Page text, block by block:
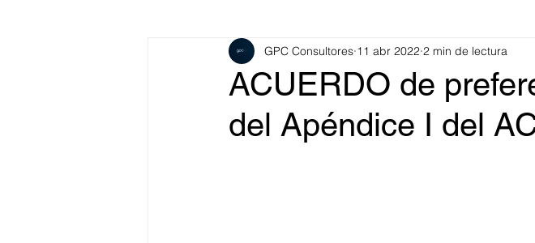
ACUERDO de
del Apéndice I del
GPC Consultores 11 abr 2022 2 min de lectura